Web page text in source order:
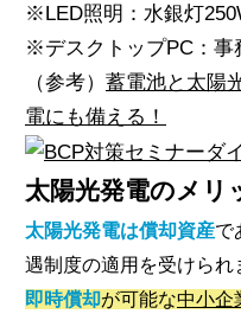
※LED照明：水銀灯
※デスクトップPC：事
（参考） 蓄電池と太陽
電にも備える！
太陽光発電のメ
太陽光発電は償却資産で
遇制度の適用を受けられ
即時償却が可能な中小企